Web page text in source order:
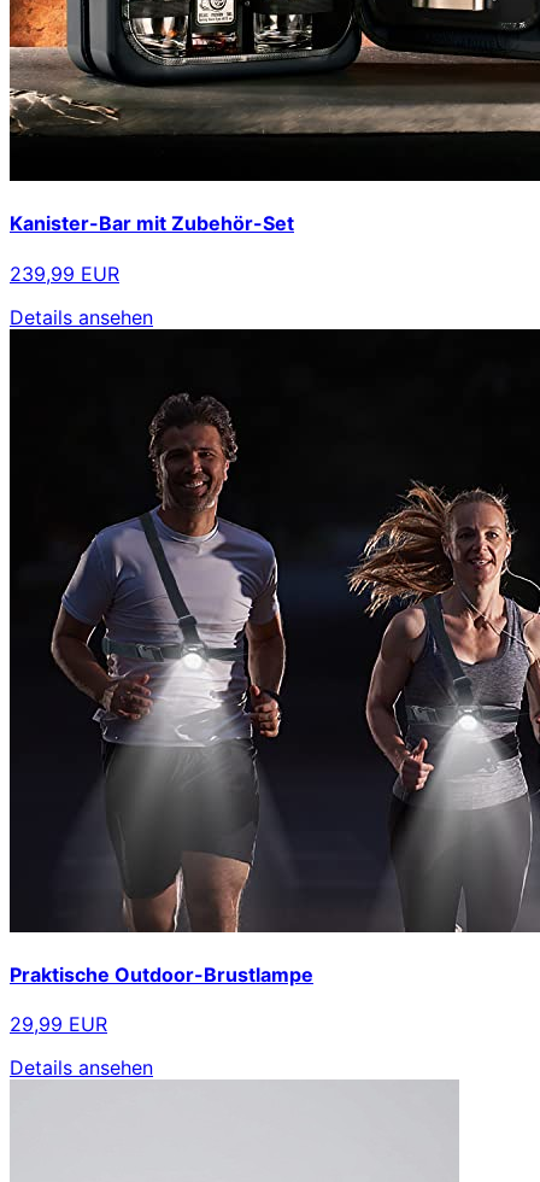
Kanister-Bar mit Zubehör-Set
239,99 EUR
Details ansehen
Praktische Outdoor-Brustlampe
29,99 EUR
Details ansehen